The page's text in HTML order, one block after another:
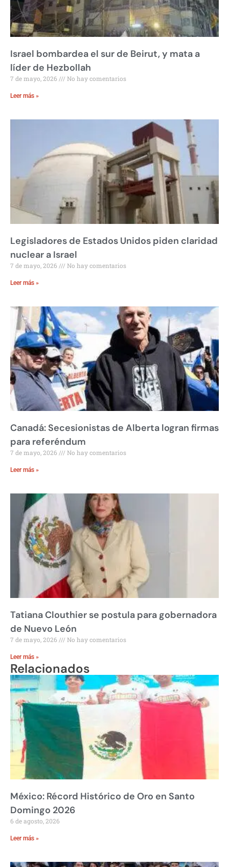
Israel bombardea el sur de Beirut, y mata a
líder de Hezbollah
7 de mayo, 2026 No hay comentarios
Leer más »
Legisladores de Estados Unidos piden claridad
nuclear a Israel
7 de mayo, 2026 No hay comentarios
Leer más »
Canadá: Secesionistas de Alberta logran firmas
para referéndum
7 de mayo, 2026 No hay comentarios
Leer más »
Tatiana Clouthier se postula para gobernadora
de Nuevo León
7 de mayo, 2026 No hay comentarios
Leer más »
Relacionados
México: Récord Histórico de Oro en Santo
Domingo 2026
6 de agosto, 2026
Leer más »